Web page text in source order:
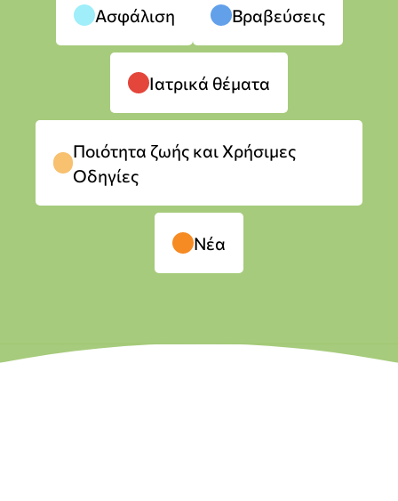
Ασφάλιση Βραβεύσεις
Ιατρικά θέματα
Ποιότητα ζωής και Χρήσιμες
Οδηγίες
Νέα